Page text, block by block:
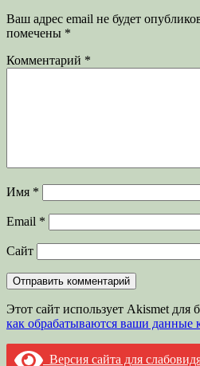
Ваш адрес email не будет
помечены *
Комментарий *
Имя *
Email *
Сайт
Этот сайт использует Akismet для
как обрабатываются ваши данные
Версия сайта для